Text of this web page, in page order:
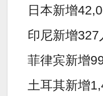
日本新增
印尼新增327
菲律宾新增
土耳其新增